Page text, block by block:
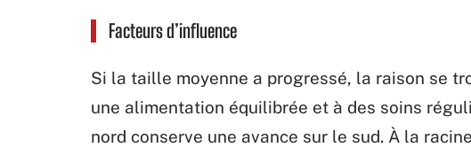
Facteurs d’influence
Si la taille moyenne a progressé, la raison se
une alimentation équilibrée et à des soins
nord conserve une avance sur le sud. À la